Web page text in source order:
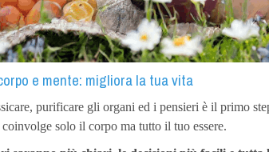
e mente: migliora la tua vita
purificare gli organi ed i pensieri è il primo
coinvolge solo il corpo ma tutto il tuo essere.